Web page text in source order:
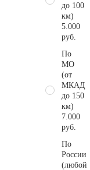
до 100
км)
5.000
руб.
По
МО
(от
МКАД
до 150
км)
7.000
руб.
По
России
(любой